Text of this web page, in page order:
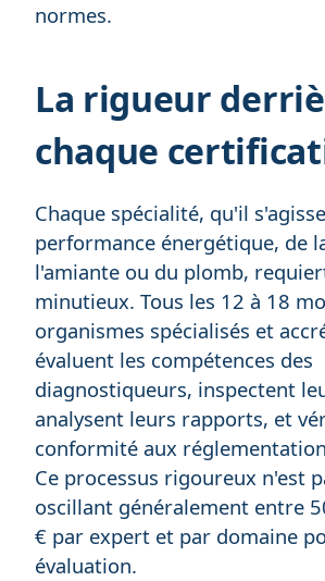
normes.
La rigueur
chaque
Chaque spécialité, qu'il
performance énergétique, de
l'amiante ou du plomb,
minutieux. Tous les 12 à 18
organismes spécialisés et
évaluent les compétences des
diagnostiqueurs, inspectent
analysent leurs rapports, et
conformité aux
Ce processus rigoureux n'est
oscillant généralement entre
€ par expert et par domaine
évaluation.